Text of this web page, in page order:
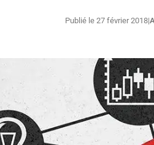
Publié le 27 février 2018|